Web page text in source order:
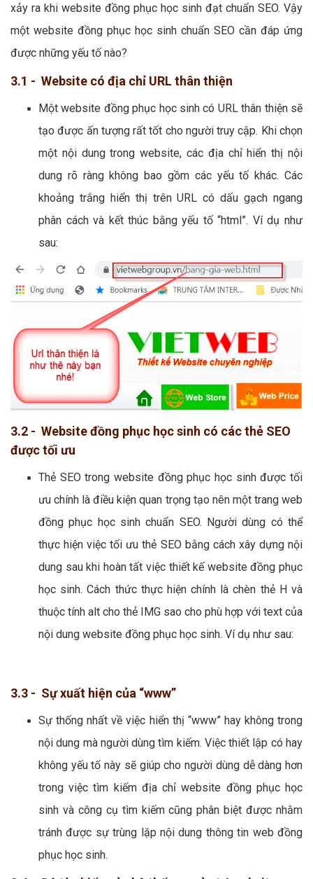
xảy ra khi website đồng phục học sinh đạt chuẩn SEO. Vậy
một website đồng phục học sinh chuẩn SEO cần đáp ứng
được những yếu tố nào?
3.1 - Website có địa chỉ URL thân thiện
Một website đồng phục học sinh có URL thân thiện sẽ
tạo được ấn tượng rất tốt cho người truy cập. Khi chọn
một nội dung trong website, các địa chỉ hiển thị nội
dung rõ ràng không bao gồm các yếu tố khác. Các
khoảng trắng hiển thị trên URL có dấu gạch ngang
phân cách và kết thúc bằng yếu tố “html”. Ví dụ như
sau:
3.2 - Website đồng phục học sinh có các thẻ SEO
được tối ưu
Thẻ SEO trong website đồng phục học sinh được tối
ưu chính là điều kiện quan trọng tạo nên một trang web
đồng phục học sinh chuẩn SEO. Người dùng có thể
thực hiện việc tối ưu thẻ SEO bằng cách xây dựng nội
dung sau khi hoàn tất việc thiết kế website đồng phục
học sinh. Cách thức thực hiện chính là chèn thẻ H và
thuộc tính alt cho thẻ IMG sao cho phù hợp với text của
nội dung website đồng phục học sinh. Ví dụ như sau:
3.3 - Sự xuất hiện của “www”
Sự thống nhất về việc hiển thị “www” hay không trong
nội dung mà người dùng tìm kiếm. Việc thiết lập có hay
không yếu tố này sẽ giúp cho người dùng dễ dàng hơn
trong việc tìm kiếm địa chỉ website đồng phục học
sinh và công cụ tìm kiếm cũng phân biệt được nhằm
tránh được sự trùng lặp nội dung thông tin web đồng
phục học sinh.